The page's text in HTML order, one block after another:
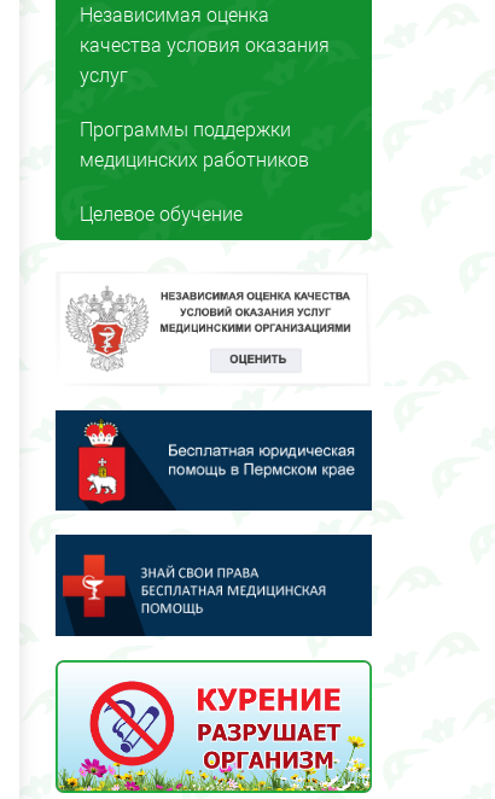
Независимая оценка
качества условия оказания
услуг
Программы поддержки
медицинских работников
Целевое обучение